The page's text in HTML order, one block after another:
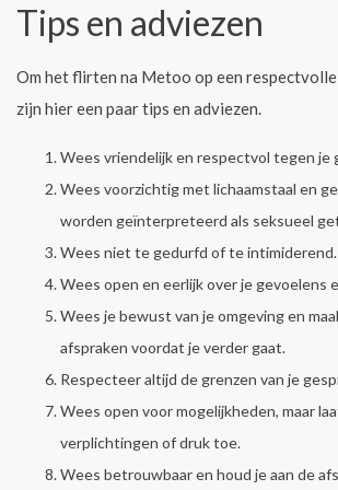
Tips en adviezen
Om het flirten na Metoo op een
zijn hier een paar tips en adviezen.
Wees vriendelijk en respectvol tegen je
Wees voorzichtig met lichaamstaal en
worden geïnterpreteerd als seksueel
Wees niet te gedurfd of te intimiderend.
Wees open en eerlijk over je gevoelens
Wees je bewust van je omgeving en
afspraken voordat je verder gaat.
Respecteer altijd de grenzen van je
Wees open voor mogelijkheden, maar
verplichtingen of druk toe.
Wees betrouwbaar en houd je aan de